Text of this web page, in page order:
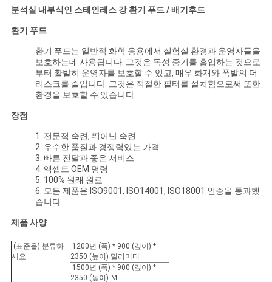
사
PRIVACY
POLICY
분석실 내부식인 스테인레스 강 환기 푸드 / 배기후드
환기 푸드
환기 푸드는 일반적 화학 응용에서 실험실 환경과 운영자들을
보호하는데 사용됩니다. 그것은 독성 증기를 흡입하는 것으로
부터 활발히 운영자를 보호할 수 있고, 매우 화재와 폭발의 더
리스크를 즐입니다. 그것은 적절한 필터를 설치함으로써 또한
환경을 보호할 수 있습니다.
장점
1. 전문적 숙련, 뛰어난 숙련
2. 우수한 품질과 경쟁력있는 가격
3. 빠른 전달과 좋은 서비스
4. 액셉트 OEM 명령
5. 100% 원래 원료
6. 모든 제품은 ISO9001, ISO14001, ISO18001 인증을 통과했
습니다
제품 사양
(표준을) 분류하
세요
1200년 (폭) * 900 (깊이) *
2350 (높이) 밀리미터
1500년 (폭) * 900 (깊이) *
2350 (높이) Ｍ